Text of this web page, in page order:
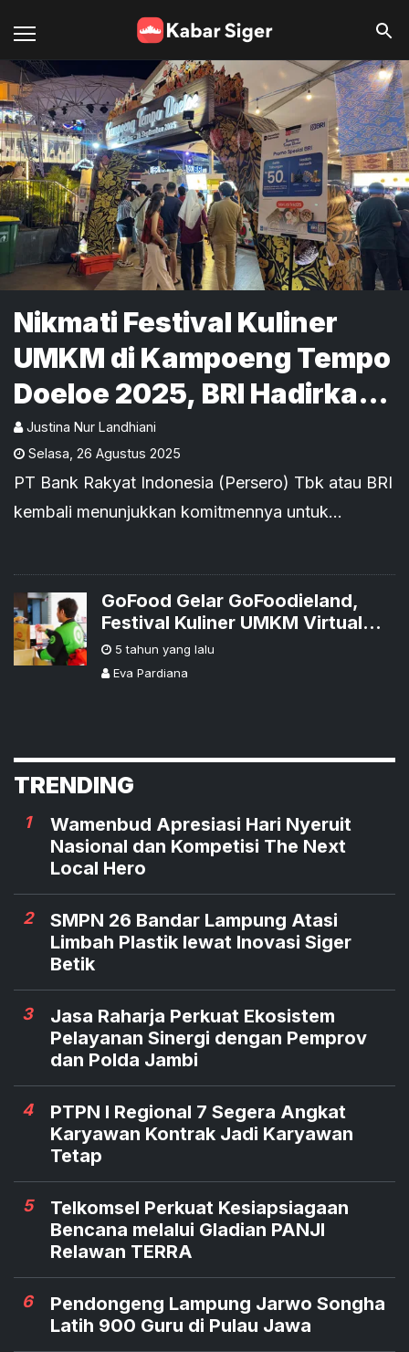
Nikmati Festival Kuliner
UMKM di Kampoeng Tempo
Doeloe 2025, BRI Hadirkan
Cashback
Justina Nur Landhiani
Selasa 26 Agustus 2025
PT Bank Rakyat Indonesia (Persero) Tbk atau BRI
kembali menunjukkan komitmennya untuk
ekosistem lifestyle melalui partisipasinya dalam
festival kuliner terbesar di Jakarta, Kampoeng
Tempo Doeloe 2025.
GoFood Gelar GoFoodieland,
Festival Kuliner UMKM Virtual
dengan 30.000 Mitra
5 tahun yang lalu
Eva Pardiana
TRENDING
1
Wamenbud Apresiasi Hari Nyeruit
Nasional dan Kompetisi The Next
Local Hero
2
SMPN 26 Bandar Lampung Atasi
Limbah Plastik lewat Inovasi Siger
Betik
3
Jasa Raharja Perkuat Ekosistem
Pelayanan Sinergi dengan Pemprov
dan Polda Jambi
4
PTPN I Regional 7 Segera Angkat
Karyawan Kontrak Jadi Karyawan
Tetap
5
Telkomsel Perkuat Kesiapsiagaan
Bencana melalui Gladian PANJI
Relawan TERRA
6
Pendongeng Lampung Jarwo Songha
Latih 900 Guru di Pulau Jawa